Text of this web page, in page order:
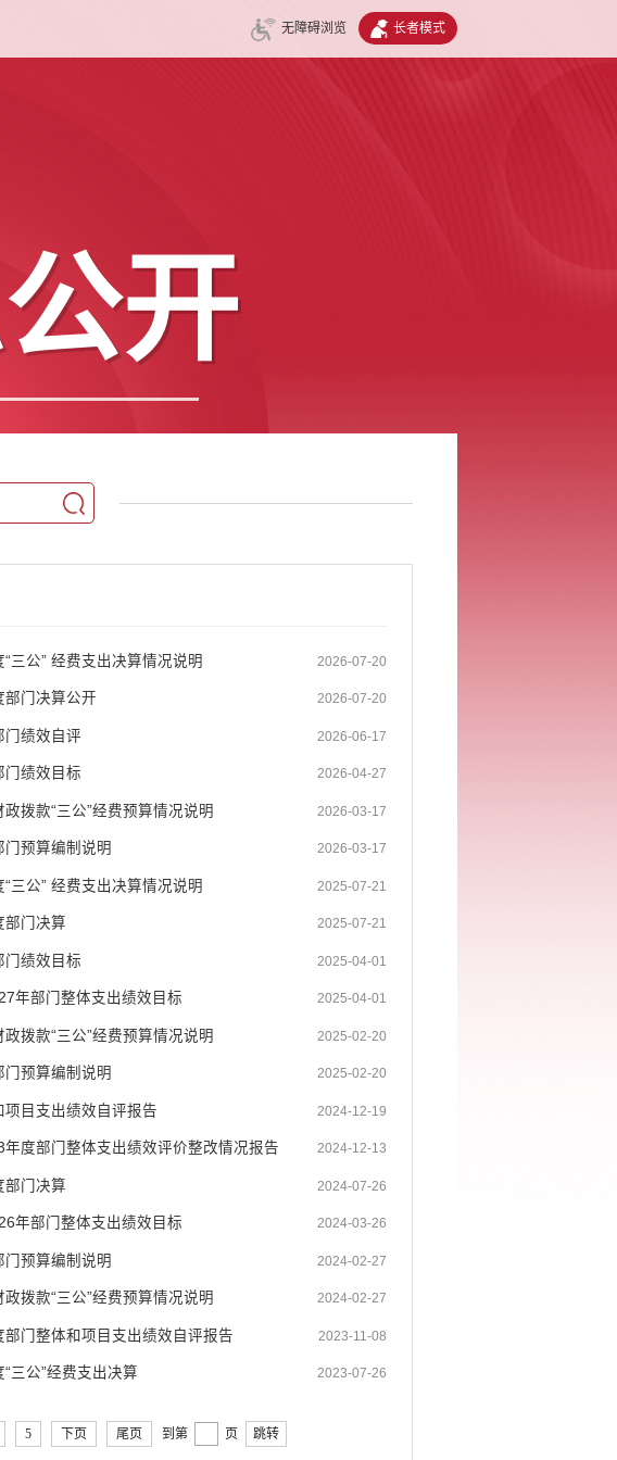
无障碍浏览 长者模式
开
三公” 经费支出决算情况说明 2026-07-20
部门决算公开 2026-07-20
门绩效自评 2026-06-17
门绩效目标 2026-04-27
拨款“三公”经费预算情况说明 2026-03-17
预算编制说明 2026-03-17
三公” 经费支出决算情况说明 2025-07-21
部门决算 2025-07-21
门绩效目标 2025-04-01
年部门整体支出绩效目标 2025-04-01
拨款“三公”经费预算情况说明 2025-02-20
预算编制说明 2025-02-20
目支出绩效自评报告 2024-12-19
度部门整体支出绩效评价整改情况报告 2024-12-13
部门决算 2024-07-26
年部门整体支出绩效目标 2024-03-26
预算编制说明 2024-02-27
拨款“三公”经费预算情况说明 2024-02-27
门整体和项目支出绩效自评报告 2023-11-08
三公”经费支出决算 2023-07-26
5 下页 尾页 到第 页 跳转